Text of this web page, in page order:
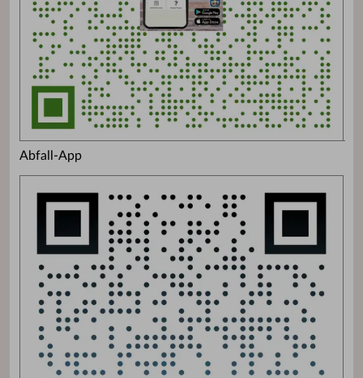
Abfall-App